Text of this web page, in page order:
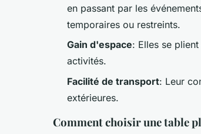
en passant par les
temporaires ou restreints.
Gain d'espace: Elles se
activités.
Facilité de transport: Leur
extérieures.
Comment choisir une table